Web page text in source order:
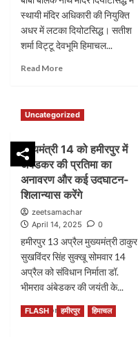
स्थायी मंदिर अधिकारी की नियुक्ति
अधर में लटका दियोटसिद्ध। सतीश
शर्मा विट्टू देवभूमि हिमाचल...
Read MoreRead
बाबा
नाथ
मंदिर
दियोटसिद्ध
में
घोटाले
रुकने
का
नाम
नहीं
ले
रहे
Uncategorized
मुख्यमंत्री 14 को हमीरपुर में
अंबेडकर की प्रतिमा का
अनावरण और कई उदघाटन-
शिलान्यास करेंगे
zeetsamachar
April 14, 2025
0
हमीरपुर 13 अप्रैल मुख्यमंत्री ठाकुर
सुखविंदर सिंह सुक्खू सोमवार 14
अप्रैल को संविधान निर्माता डॉ.
भीमराव अंबेडकर की जयंती के...
Read MoreRead
more
FLASH हमीरपुर हिमाचल